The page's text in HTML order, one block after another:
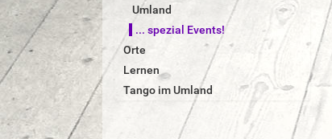
Umland
... spezial Events!
Orte
Lernen
Tango im Umland